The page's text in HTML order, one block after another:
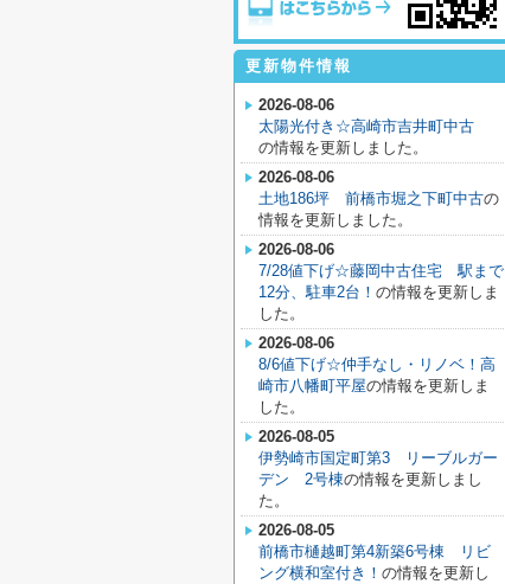
更新物件情報
2026-08-06
太陽光付き☆高崎市吉井町中古
の情報を更新しました。
2026-08-06
土地186坪 前橋市堀之下町中古の
情報を更新しました。
2026-08-06
7/28値下げ☆藤岡中古住宅 駅まで
12分、駐車2台！ の情報を更新しま
した。
2026-08-06
8/6値下げ☆仲手なし・リノベ！高
崎市八幡町平屋の情報を更新しま
した。
2026-08-05
伊勢崎市国定町第3 リーブルガー
デン 2号棟の情報を更新しまし
た。
2026-08-05
前橋市樋越町第4新築6号棟 リビ
ング横和室付き！ の情報を更新し